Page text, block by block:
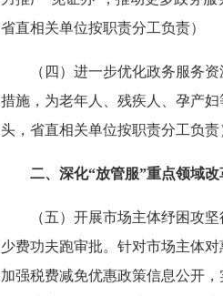
省直相关单位按职责分工负责）
（四）进一步优化政务服务资
措施，为老年人、残疾人、孕产
头，省直相关单位按职责分工负责
二、深化“放管服”重点领域改
（五）开展市场主体纾困攻坚
少费功夫跑审批。针对市场主体
加强税费减免优惠政策信息公开